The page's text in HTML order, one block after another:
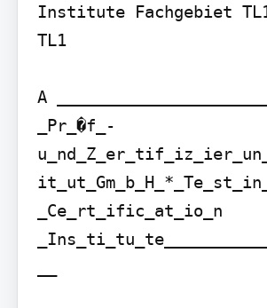
Institute Fachgebiet
TL1
A
_Pr_�f_-
_Ce_rt_ific_at_io_n